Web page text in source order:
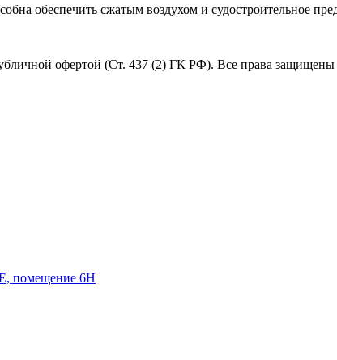
обеспечить сжатым воздухом и судостроительное
офертой (Ст. 437 (2) ГК РФ). Все права защищены
Е, помещение 6Н